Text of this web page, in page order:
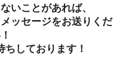
いことがあれば、
ッセージをお送りくだ
しております！